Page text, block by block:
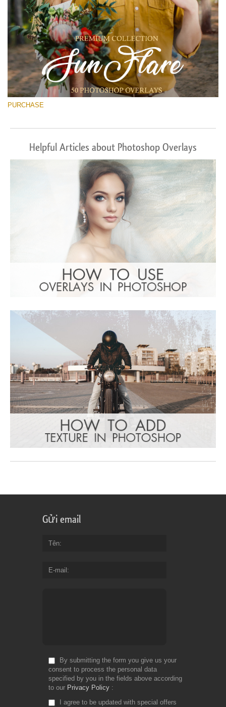
PURCHASE
Helpful Articles about Photoshop Overlays
Gửi email
Tên
E-mail
By submitting the form you give us your
consent to process the personal data
specified by you in the fields above according
to our Privacy Policy
I agree to be updated with special offers